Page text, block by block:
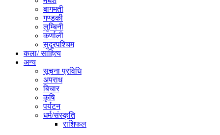
बागमती
गण्डकी
लुम्बिनी
कर्णाली
सुदूरपश्चिम
कला/ साहित्य
अन्य
सूचना प्रविधि
अपराध
बिचार
कृषि
पर्यटन
धर्म/संस्कृति
राशिफल